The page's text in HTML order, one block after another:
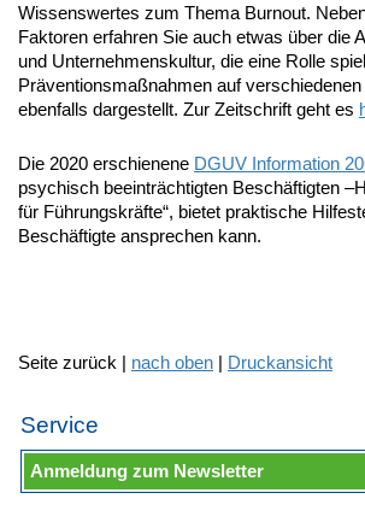
Wissenswertes zum Thema Burnout.
Faktoren erfahren Sie auch etwas über die
und Unternehmenskultur, die eine Rolle
Präventionsmaßnahmen auf
ebenfalls dargestellt. Zur Zeitschrift geht es
Die 2020 erschienene DGUV Information
psychisch beeinträchtigten Beschäftigten
für Führungskräfte“, bietet praktische
Beschäftigte ansprechen kann.
Seite zurück | nach oben | Druckansicht
Service
Anmeldung zum Newsletter